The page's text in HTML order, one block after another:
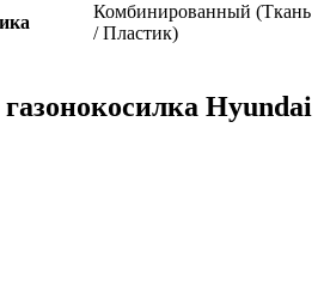
Комбинированный (Ткань
/ Пластик)
Hyundai